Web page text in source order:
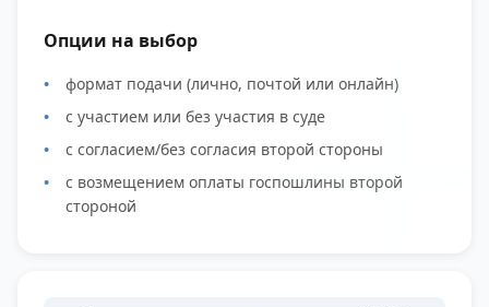
Опции на выбор
формат подачи (лично, почтой или онлайн)
с участием или без участия в суде
с согласием/без согласия второй стороны
с возмещением оплаты госпошлины второй
стороной